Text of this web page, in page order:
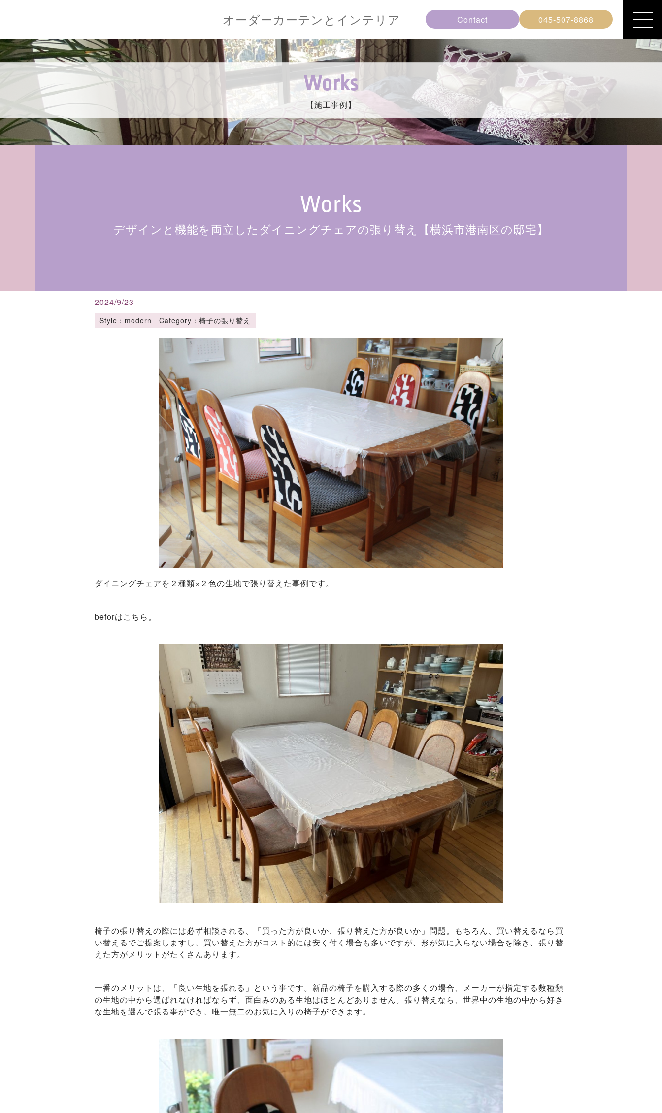
オーダーカーテンとインテリア Contact 045-507-8868
Works
【施工事例】
Works
デザインと機能を両立したダイニングチェアの張り替え【横浜市港南区の邸宅】
2024/9/23
Style：modern Category：椅子の張り替え
ダイニングチェアを２種類×２色の生地で張り替えた事例です。
beforはこちら。
椅子の張り替えの際には必ず相談される、「買った方が良いか、張り替えた方が良いか」問題。もちろん、買い替えるなら買
い替えるでご提案しますし、買い替えた方がコスト的には安く付く場合も多いですが、形が気に入らない場合を除き、張り替
えた方がメリットがたくさんあります。
一番のメリットは、「良い生地を張れる」という事です。新品の椅子を購入する際の多くの場合、メーカーが指定する数種類
の生地の中から選ばれなければならず、面白みのある生地はほとんどありません。張り替えなら、世界中の生地の中から好き
な生地を選んで張る事ができ、唯一無二のお気に入りの椅子ができます。